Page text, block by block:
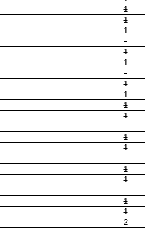
1
1
1
1
1
1
1
1
1
1
1
1
1
1
1
2